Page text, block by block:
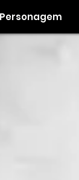
Personagem